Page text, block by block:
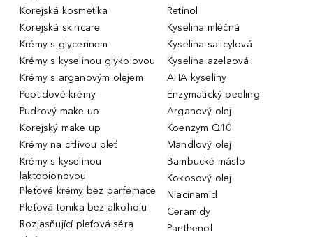
Korejská kosmetika
Korejská skincare
Krémy s glycerinem
Krémy s kyselinou glykolovou
Krémy s arganovým olejem
Peptidové krémy
Pudrový make-up
Korejský make up
Krémy na citlivou pleť
Krémy s kyselinou
laktobionovou
Pleťové krémy bez parfemace
Pleťová tonika bez alkoholu
Rozjasňující pleťová séra
Retinol
Kyselina mléčná
Kyselina salicylová
Kyselina azelaová
AHA kyseliny
Enzymatický peeling
Arganový olej
Koenzym Q10
Mandlový olej
Bambucké máslo
Kokosový olej
Niacinamid
Ceramidy
Panthenol